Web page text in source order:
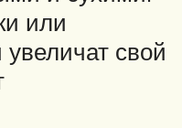
или
свой